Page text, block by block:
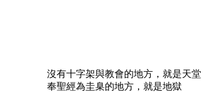
沒有十字架與教會的地方，就是天堂
奉聖經為圭臬的地方，就是地獄